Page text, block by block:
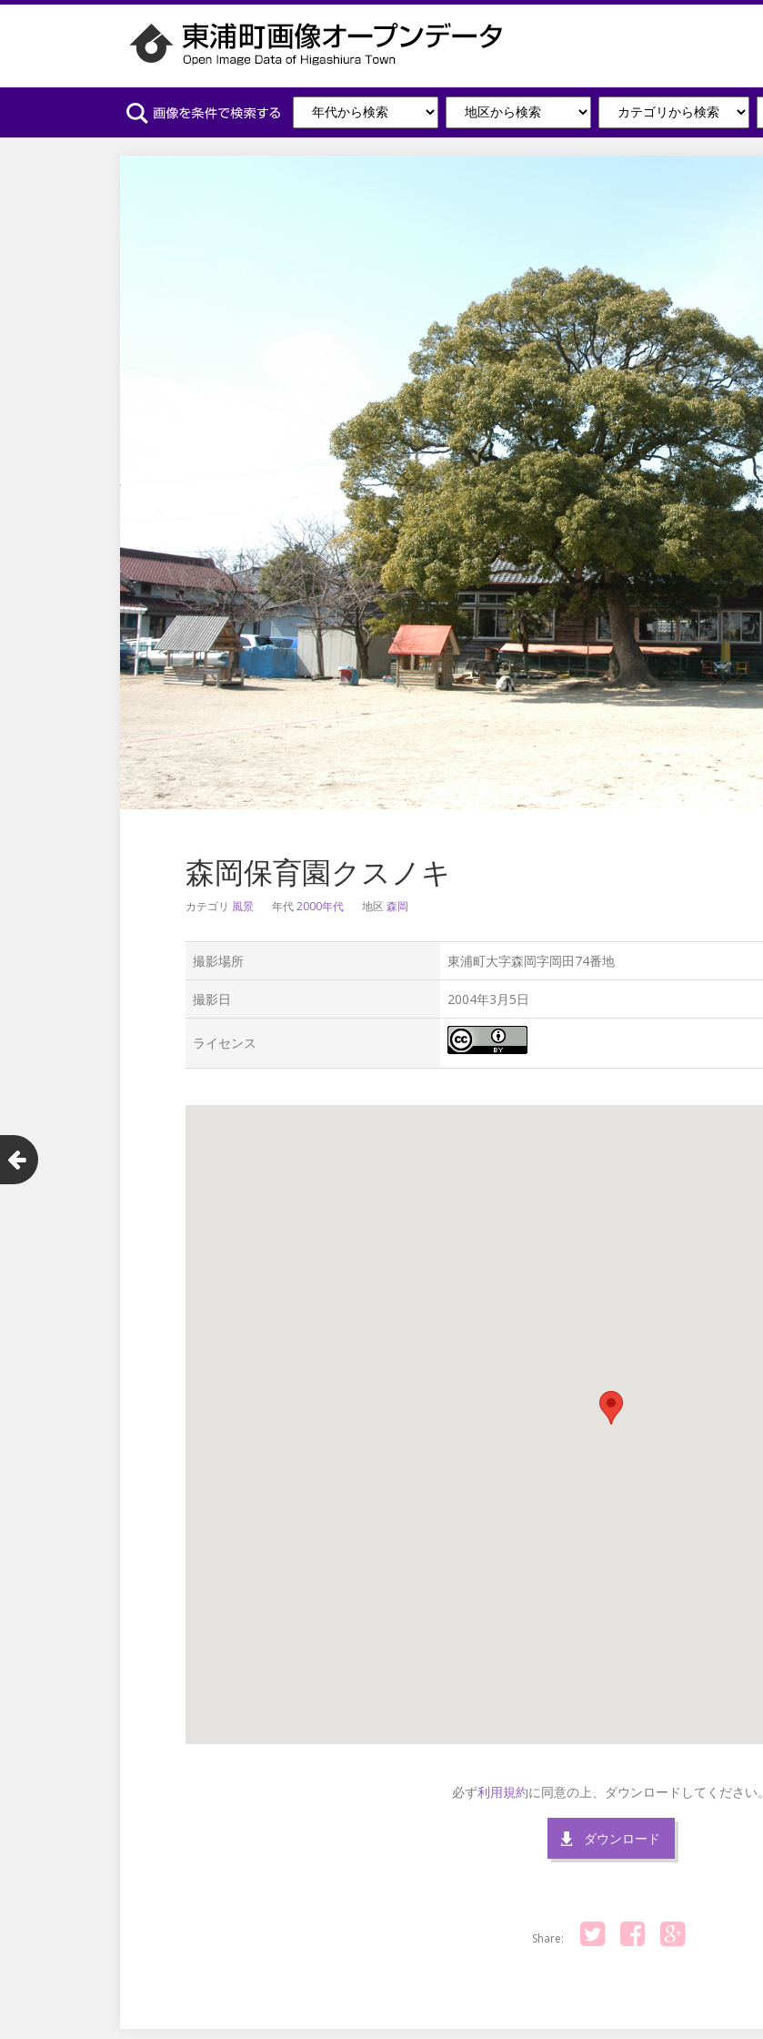
森岡保育園クスノキ
カテゴリ 風景 年代2000年代 地区 森岡
撮影場所 東浦町大字森岡字岡田74番地
撮影日 2004年3月5日
ライセンス
必ず利用規約に同意の上、ダウンロードしてください。
ダウンロード
Share: